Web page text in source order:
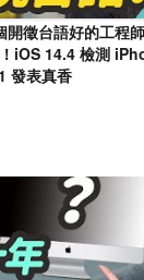
徵台語好的工程
iOS 14.4 檢測
發表真香